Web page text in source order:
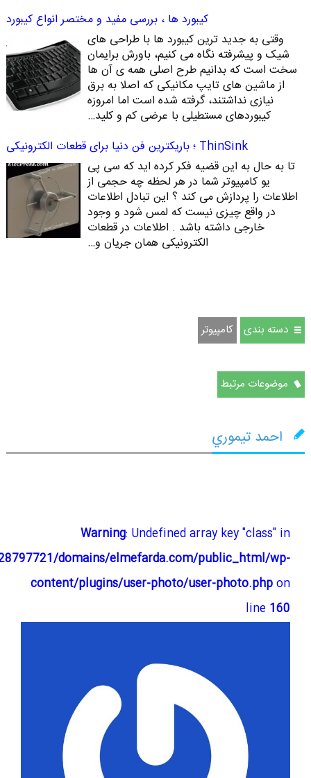
کیبورد ها ، بررسی مفید و مختصر انواع کیبورد
وقتی به جدید ترین کیبورد ها با طراحی های
شیک و پیشرفته نگاه می کنیم، باورش برایمان
سخت است که بدانیم طرح اصلی همه ی آن ها
از ماشین های تایپ مکانیکی که اصلا به برق
نیازی نداشتند، گرفته شده است اما امروزه
کیبوردهای مستطیلی با عرضی کم و کلید…
ThinSink ؛ باریکترین فن دنیا برای قطعات الکترونیکی
تا به حال به این قضیه فکر کرده اید که سی پی
یو کامپیوتر شما در هر لحظه چه حجمی از
اطلاعات را پردازش می کند ؟ این تبادل اطلاعات
در واقع چیزی نیست که لمس شود و وجود
خارجی داشته باشد . اطلاعات در قطعات
الکترونیکی همان جریان و…
دسته بندی كامپيوتر
موضوعات مرتبط
احمد تيموري
Warning: Undefined array key "class" in
domains/elmefarda.com/public_html/wp-
content/plugins/user-photo/user-photo.phpon
line 160